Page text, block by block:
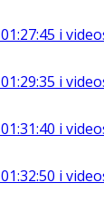
01:27:45 i
01:29:35 i
01:31:40 i
01:32:50 i